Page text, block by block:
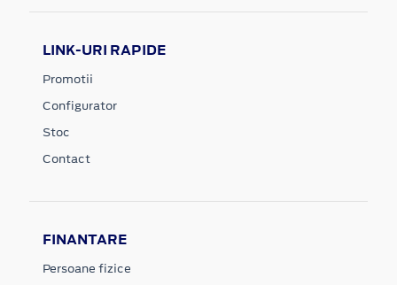
LINK-URI RAPIDE
Promotii
Configurator
Stoc
Contact
FINANTARE
Persoane fizice